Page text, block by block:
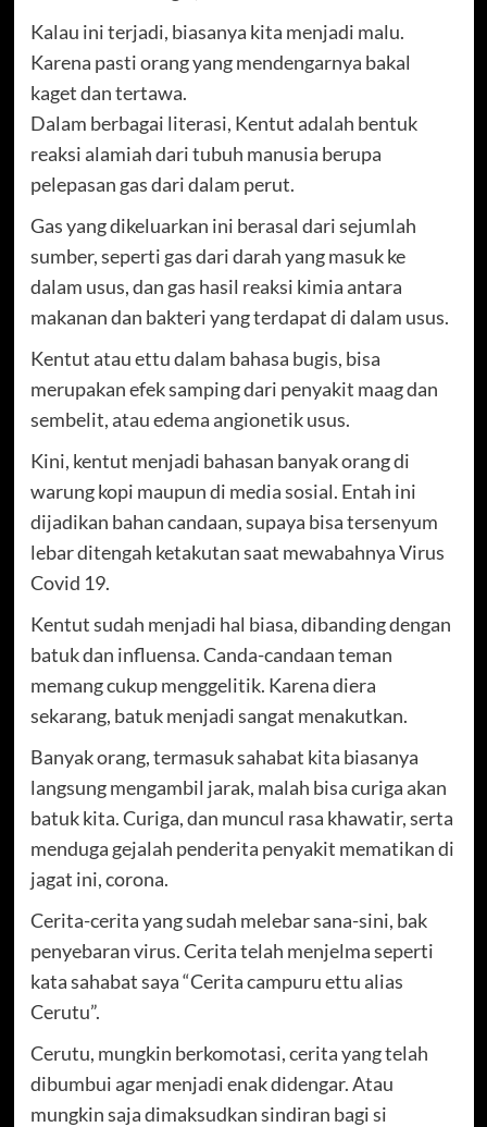
Kalau ini terjadi, biasanya kita menjadi malu.
Karena pasti orang yang mendengarnya bakal
kaget dan tertawa.
Dalam berbagai literasi, Kentut adalah bentuk
reaksi alamiah dari tubuh manusia berupa
pelepasan gas dari dalam perut.
Gas yang dikeluarkan ini berasal dari sejumlah
sumber, seperti gas dari darah yang masuk ke
dalam usus, dan gas hasil reaksi kimia antara
makanan dan bakteri yang terdapat di dalam usus.
Kentut atau ettu dalam bahasa bugis, bisa
merupakan efek samping dari penyakit maag dan
sembelit, atau edema angionetik usus.
Kini, kentut menjadi bahasan banyak orang di
warung kopi maupun di media sosial. Entah ini
dijadikan bahan candaan, supaya bisa tersenyum
lebar ditengah ketakutan saat mewabahnya Virus
Covid 19.
Kentut sudah menjadi hal biasa, dibanding dengan
batuk dan influensa. Canda-candaan teman
memang cukup menggelitik. Karena diera
sekarang, batuk menjadi sangat menakutkan.
Banyak orang, termasuk sahabat kita biasanya
langsung mengambil jarak, malah bisa curiga akan
batuk kita. Curiga, dan muncul rasa khawatir, serta
menduga gejalah penderita penyakit mematikan di
jagat ini, corona.
Cerita-cerita yang sudah melebar sana-sini, bak
penyebaran virus. Cerita telah menjelma seperti
kata sahabat saya “Cerita campuru ettu alias
Cerutu”.
Cerutu, mungkin berkomotasi, cerita yang telah
dibumbui agar menjadi enak didengar. Atau
mungkin saja dimaksudkan sindiran bagi si